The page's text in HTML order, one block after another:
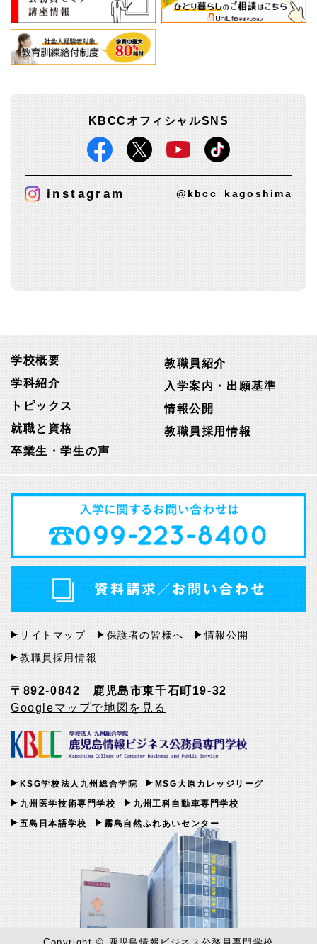
KBCCオフィシャルSNS
instagram @kbcc_kagoshima
学校概要
学科紹介
トピックス
就職と資格
卒業生・学生の声
教職員紹介
入学案内・出願基準
情報公開
教職員採用情報
〒892-0842 鹿児島市東千石町19-32
Googleマップで地図を見る
KSG学校法人九州総合学院
MSG大原カレッジリーグ
九州医学技術専門学校
九州工科自動車専門学校
五島日本語学校
霧島自然ふれあいセンター
サイトマップ 保護者の皆様へ
情報公開
教職員採用情報